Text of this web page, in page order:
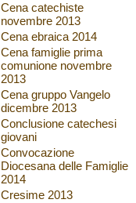
Cena catechiste
novembre 2013
Cena ebraica 2014
Cena famiglie prima
comunione novembre
2013
Cena gruppo Vangelo
dicembre 2013
Conclusione catechesi
giovani
Convocazione
Diocesana delle Famiglie
2014
Cresime 2013